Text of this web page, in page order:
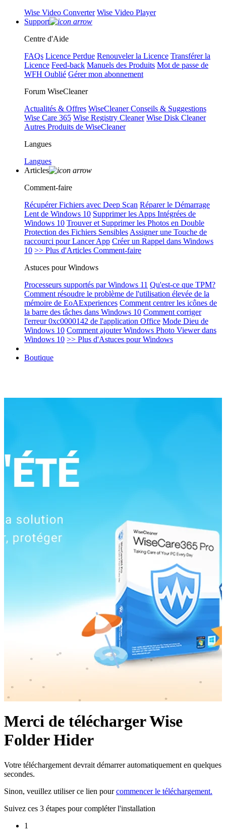
Wise Video Converter Wise Video Player
Support
Centre d'Aide
FAQs Licence Perdue Renouveler la Licence Transférer la
Licence Feed-back Manuels des Produits Mot de passe de
WFH Oublié Gérer mon abonnement
Forum WiseCleaner
Actualités & Offres WiseCleaner Conseils & Suggestions
Wise Care 365 Wise Registry Cleaner Wise Disk Cleaner
Autres Produits de WiseCleaner
Langues
Langues
Articles
Comment-faire
Récupérer Fichiers avec Deep Scan Réparer le Démarrage
Lent de Windows 10 Supprimer les Apps Intégrées de
Windows 10 Trouver et Supprimer les Photos en Double
Protection des Fichiers Sensibles Assigner une Touche de
raccourci pour Lancer App Créer un Rappel dans Windows
10 >> Plus d'Articles Comment-faire
Astuces pour Windows
Processeurs supportés par Windows 11 Qu'est-ce que TPM?
Comment résoudre le problème de l'utilisation élevée de la
mémoire de EoAExperiences Comment centrer les icônes de
la barre des tâches dans Windows 10 Comment corriger
l'erreur 0xc0000142 de l'application Office Mode Dieu de
Windows 10 Comment ajouter Windows Photo Viewer dans
Windows 10 >> Plus d'Astuces pour Windows
Boutique
Merci de télécharger Wise
Folder Hider
Votre téléchargement devrait démarrer automatiquement en quelques
secondes.
Sinon, veuillez utiliser ce lien pourcommencer le téléchargement.
Suivez ces 3 étapes pour compléter l'installation
1